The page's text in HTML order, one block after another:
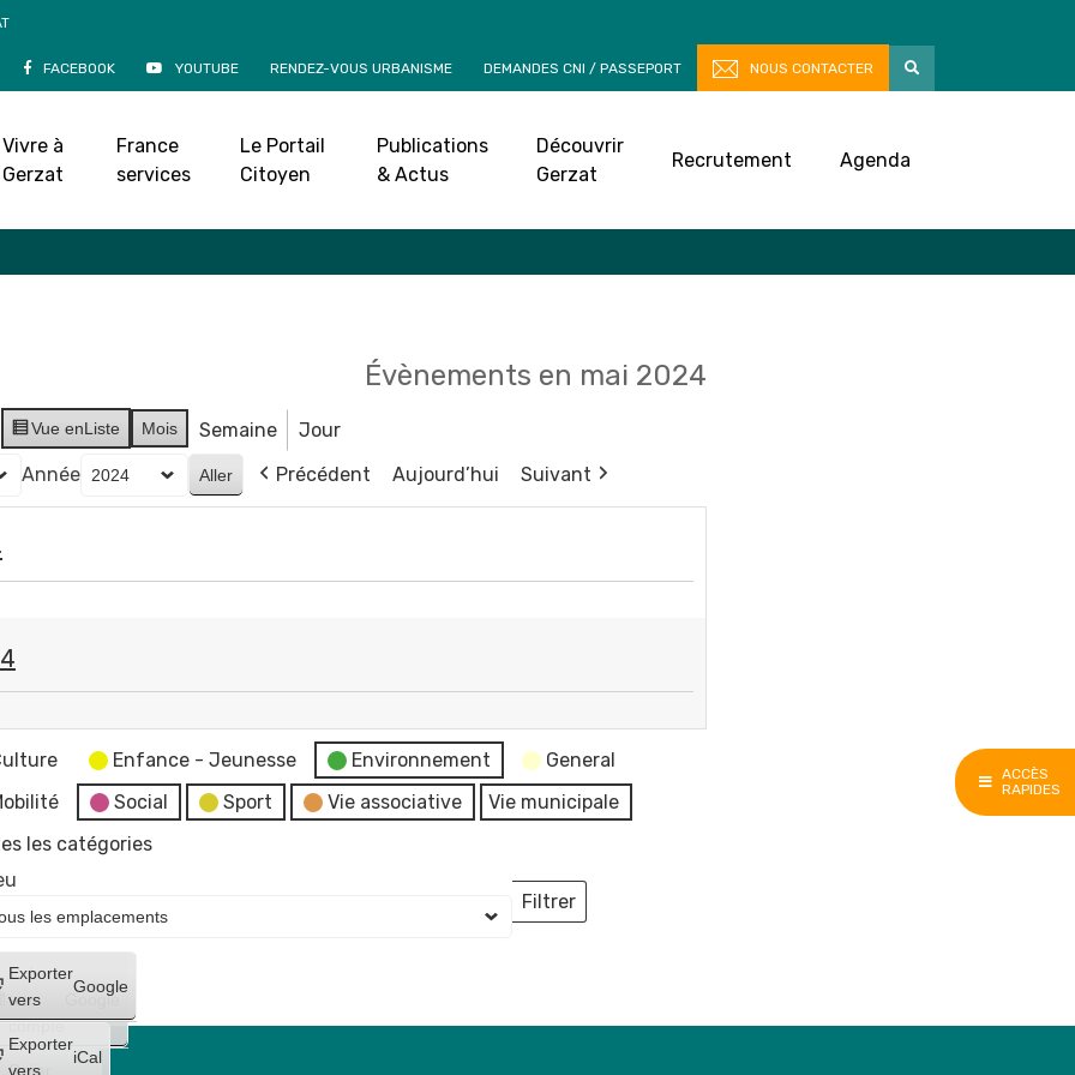
ACCÈS
RAPIDES
FACEBOOK YOUTUBE RENDEZ-VOUS URBANISME DEMANDES CNI / PASSEPORT NOUS CONTACTER
Vivre à
Gerzat
France
services
Le Portail
Citoyen
Publications
& Actus
Découvrir
Gerzat
Recrutement Agenda
Accueil»Agenda
Évènements en mai 2024
Vue enListe Mois Semaine
Jour
Année Précédent Aujourd’hui Suivant
Enfance - Jeunesse Environnement
General
Social Sport Vie associative
Vie municipale
les catégories
Créer
un
compte
Google
Créer
Exporter
vers
Google
Exporter
vers
iCal
Filtrer
Lieux